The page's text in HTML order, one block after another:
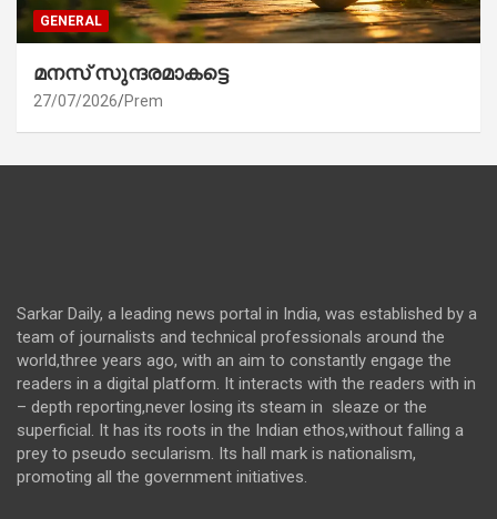
GENERAL
മനസ് സുന്ദരമാകട്ടെ
27/07/2026 Prem
Sarkar Daily, a leading news portal in India, was established by a
team of journalists and technical professionals around the
world,three years ago, with an aim to constantly engage the
readers in a digital platform. It interacts with the readers with in
– depth reporting,never losing its steam in sleaze or the
superficial. It has its roots in the Indian ethos,without falling a
prey to pseudo secularism. Its hall mark is nationalism,
promoting all the government initiatives.